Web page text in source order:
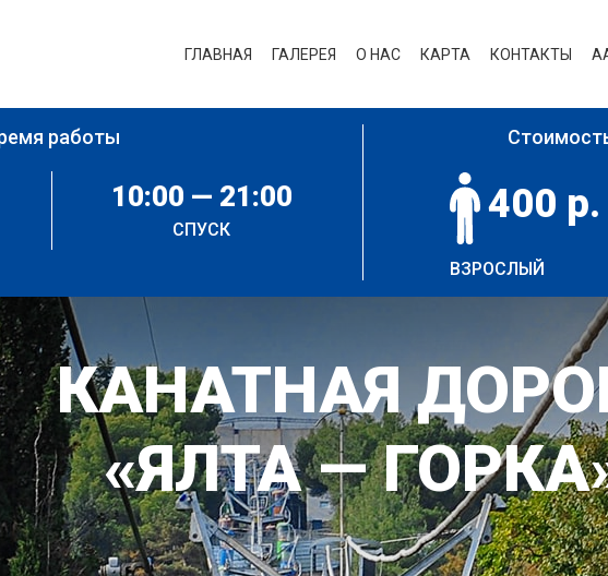
ГЛАВНАЯ ГАЛЕРЕЯ О НАС КАРТА КОНТАКТЫ
работы
10:00 — 21:00
СПУСК
400 р.
ВЗРОСЛЫЙ
КАНАТНАЯ
«ЯЛТА —